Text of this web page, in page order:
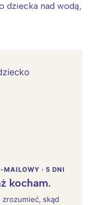
dziecka nad wodą,
· 5 DNI
kocham.
skąd